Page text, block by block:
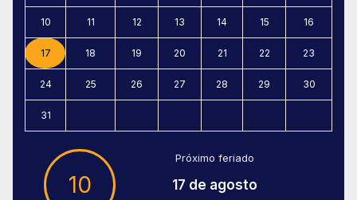
10 11 12 13 14 15 16
17 18 19 20 21 22 23
24 25 26 27 28 29 30
31
10
Próximo feriado
17 de agosto